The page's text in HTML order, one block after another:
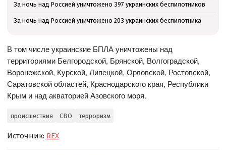
За ночь над Россией уничтожено 397 украинских беспилотников
За ночь над Россией уничтожено 203 украинских беспилотника
В том числе украинские БПЛА уничтожены над
территориями Белгородской, Брянской, Волгоградской,
Воронежской, Курской, Липецкой, Орловской, Ростовской,
Саратовской областей, Краснодарского края, Республики
Крым и над акваторией Азовского моря.
происшествия СВО терроризм
Источник: REX